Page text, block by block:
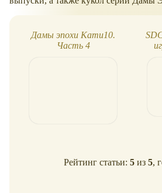
Дамы эпохи Кати10.
Часть 4
Рейтинг статьи: 5 из 5,